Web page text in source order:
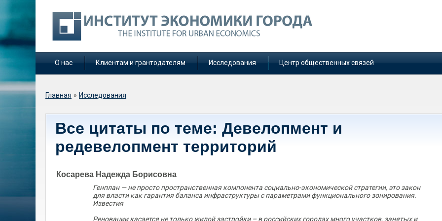
О нас Клиентам и грантодателям Исследования Центр общественных связей
Вы здесь
Главная » Исследования
Все цитаты по теме: Девелопмент и
редевелопмент территорий
Косарева Надежда Борисовна
Генплан — не просто пространственная компонента социально-экономической стратегии, это закон
для власти как гарантия баланса инфраструктуры с параметрами функционального зонирования.
Известия
Реновации касается не только жилой застройки – в российских городах много участков, занятых и